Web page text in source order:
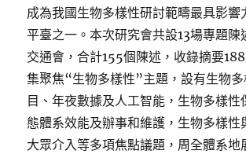
成為我國生物多樣性研討範疇最具影響
平臺之一。本次研究會共設13場專題陳
交通會，合計155個陳述，收錄摘要
集聚焦“生物多樣性”主題，設有生物
目、年夜數據及人工智能，生物多樣性
態體系效能及辦事和維護，生物多樣性
大眾介入等多項焦點議題，周全體系地